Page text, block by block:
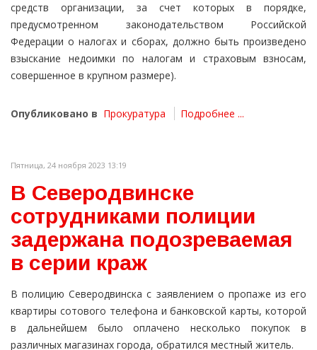
средств организации, за счет которых в порядке,
предусмотренном законодательством Российской
Федерации о налогах и сборах, должно быть произведено
взыскание недоимки по налогам и страховым взносам,
совершенное в крупном размере).
Опубликовано в Прокуратура Подробнее ...
Пятница, 24 ноября 2023 13:19
В Северодвинске
сотрудниками полиции
задержана подозреваемая
в серии краж
В полицию Северодвинска с заявлением о пропаже из его
квартиры сотового телефона и банковской карты, которой
в дальнейшем было оплачено несколько покупок в
различных магазинах города, обратился местный житель.